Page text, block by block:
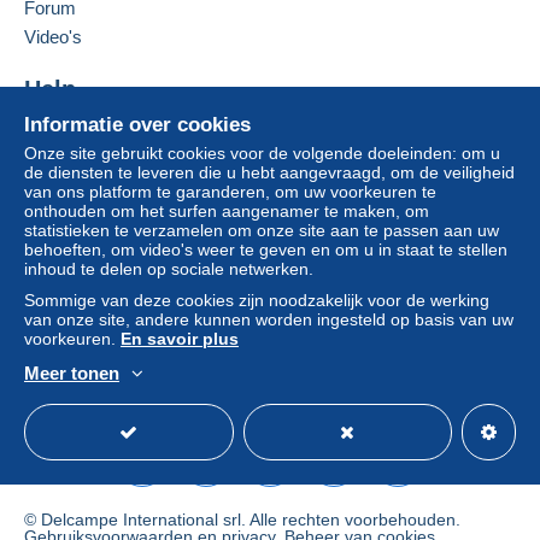
clausules bevatten met betrekking tot de betaling,
moeten deze als nietig worden beschouwd. De
Delcampe, zoals gedefinieerd in de
toepassing zijn.
Aankopen moeten worden betaald binnen14
dagenna ontvangst van de eindafrekening van de
verkoper.
Garantie:
koper.
Om de termijnen voor terugzending en
het Delcampe-charter
Conditions de vente :
Frais de port (ci-dessous l'approche standard, n'hésitez
Deze verkoper toevoegen aan mijn favorieten
Informatie over cookies
Onze site gebruikt cookies voor de volgende doeleinden: om u
de diensten te leveren die u hebt aangevraagd, om de veiligheid
van ons platform te garanderen, om uw voorkeuren te
onthouden om het surfen aangenamer te maken, om
statistieken te verzamelen om onze site aan te passen aan uw
behoeften, om video's weer te geven en om u in staat te stellen
inhoud te delen op sociale netwerken.
Sommige van deze cookies zijn noodzakelijk voor de werking
van onze site, andere kunnen worden ingesteld op basis van uw
voorkeuren. En savoir plus
Meer tonen
Forum
Video's
Help
Hulpcentrum
Kopen op Delcampe
Verkopen op Delcampe
Een beveiligde website
© Delcampe International srl. Alle rechten voorbehouden.
Gebruiksvoorwaarden en privacy. Beheer van cookies